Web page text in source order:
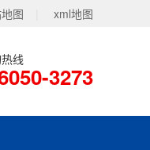
图 xml地图
线
3273